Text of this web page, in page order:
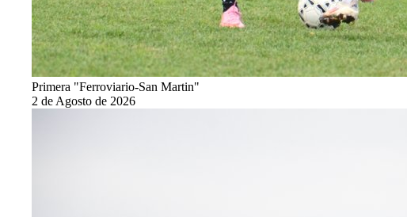
Primera "Ferroviario-San Martin"
2 de Agosto de 2026